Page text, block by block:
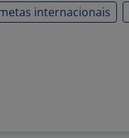
internacionais